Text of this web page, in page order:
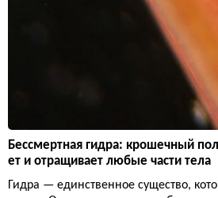
Бессмертная гидра: крошечный
ет и отращивает любые части тела
Гидра — единственное существо,